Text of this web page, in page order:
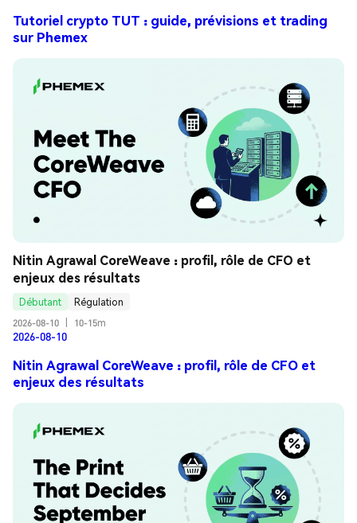
Tutoriel crypto TUT : guide, prévisions et trading
sur Phemex
Nitin Agrawal CoreWeave : profil, rôle de CFO et
enjeux des résultats
Débutant
Régulation
2026-08-10
10-15m
2026-08-10
Nitin Agrawal CoreWeave : profil, rôle de CFO et
enjeux des résultats